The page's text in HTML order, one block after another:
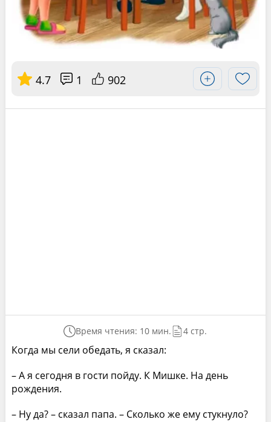
4.7 1 902
Время чтения: 10 мин. 4 стр.
Когда мы сели обедать, я сказал:
– А я сегодня в гости пойду. К Мишке. На день
рождения.
– Ну да? – сказал папа. – Сколько же ему стукнуло?